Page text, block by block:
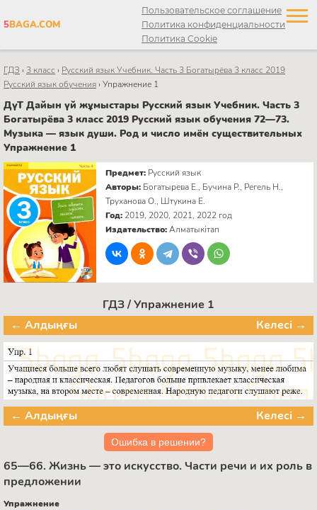
5BAGA.COM
Пользовательское соглашение
Политика конфиденциальности
Политика Cookie
ГДЗ › 3 класс › Русский язык Учебник. Часть 3 Богатырёва 3 класс 2019
Русский язык обучения›Упражнение 1
ДүТ Дайын үй жұмыстары Русский язык Учебник. Часть 3
Богатырёва 3 класс 2019 Русский язык обучения 72—73.
Музыка — язык души. Род и число имён существительных
Упражнение 1
Предмет: Русский язык
Авторы: Богатырева Е., Бучина Р., Регель Н.,
Труханова О., Штукина Е.
Год: 2019, 2020, 2021, 2022 год
Издательство:Алматыкітап
ГДЗ / Упражнение 1
← Алдыңғы
Келесі →
← Алдыңғы Келесі →
Ошибка в решении?
65—66. Жизнь — это искусство. Части речи и их роль в
предложении
Упражнение